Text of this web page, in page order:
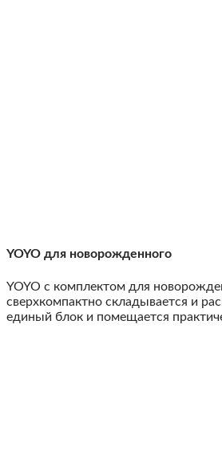
YOYO для новорожденного
YOYO с комплектом для
сверхкомпактно складывается и
единый блок и помещается